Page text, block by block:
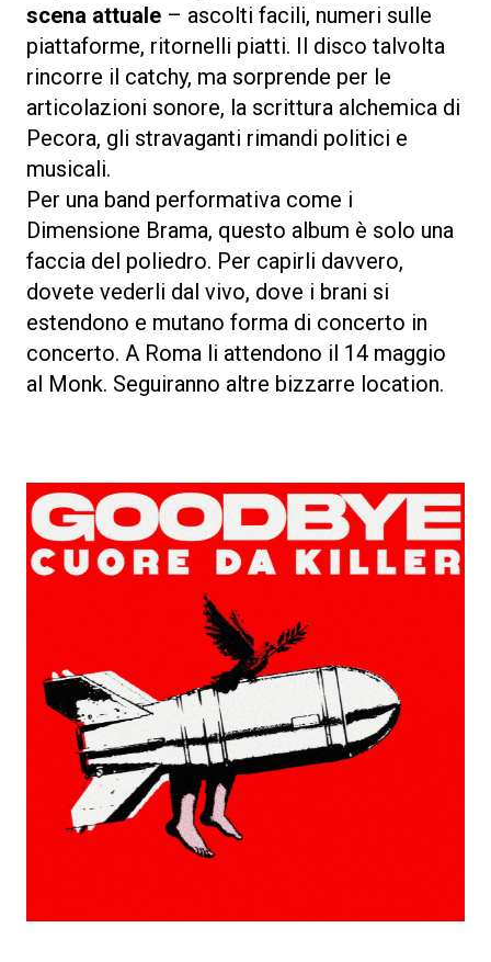
scena attuale – ascolti facili, numeri sulle
piattaforme, ritornelli piatti. Il disco talvolta
rincorre il catchy, ma sorprende per le
articolazioni sonore, la scrittura alchemica di
Pecora, gli stravaganti rimandi politici e
musicali.
Per una band performativa come i
Dimensione Brama, questo album è solo una
faccia del poliedro. Per capirli davvero,
dovete vederli dal vivo, dove i brani si
estendono e mutano forma di concerto in
concerto. A Roma li attendono il 14 maggio
al Monk. Seguiranno altre bizzarre location.